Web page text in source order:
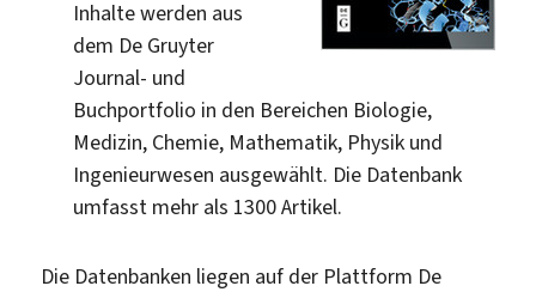
Inhalte werden aus
dem De Gruyter
Journal- und
Buchportfolio in den Bereichen Biologie,
Medizin, Chemie, Mathematik, Physik und
Ingenieurwesen ausgewählt. Die Datenbank
umfasst mehr als 1300 Artikel.
Die Datenbanken liegen auf der Plattform De